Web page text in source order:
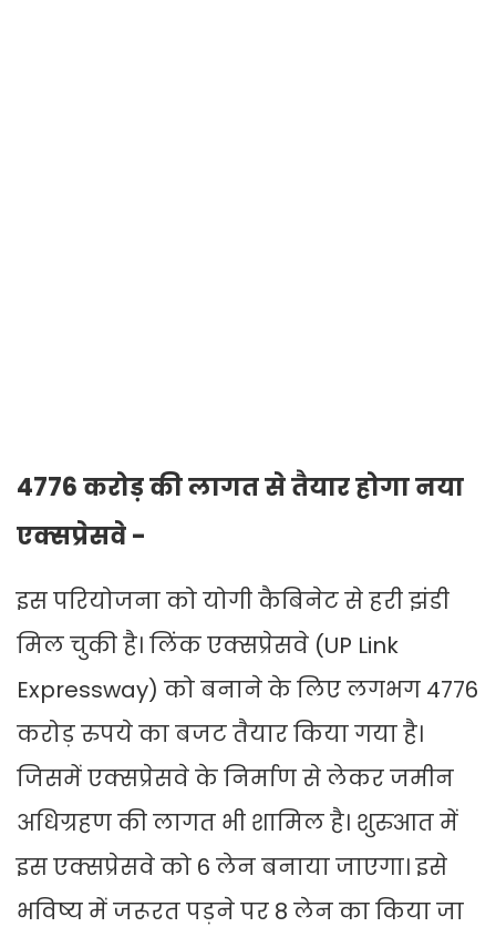
4776 करोड़ की लागत से तैयार होगा नया
एक्सप्रेसवे -
इस परियोजना को योगी कैबिनेट से हरी झंडी
मिल चुकी है। लिंक एक्सप्रेसवे (UP Link
Expressway) को बनाने के लिए लगभग 4776
करोड़ रुपये का बजट तैयार किया गया है।
जिसमें एक्सप्रेसवे के निर्माण से लेकर जमीन
अधिग्रहण की लागत भी शामिल है। शुरुआत में
इस एक्सप्रेसवे को 6 लेन बनाया जाएगा। इसे
भविष्य में जरूरत पड़ने पर 8 लेन का किया जा